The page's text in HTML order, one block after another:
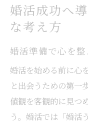
婚活成功へ
な考え方
婚活準備で心を
婚活を始める前に心
と出会うための第一
値観を客観的に見つ
う。婚活では「婚活